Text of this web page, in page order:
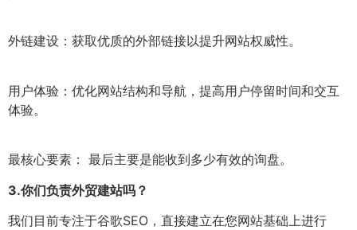
外链建设：获取优质的外部链接以提升网站权威性。
用户体验：优化网站结构和导航，提高用户停留时间和交互
体验。
最核心要素： 最后主要是能收到多少有效的询盘。
3.你们负责外贸建站吗？
我们目前专注于谷歌SEO，直接建立在您网站基础上进行